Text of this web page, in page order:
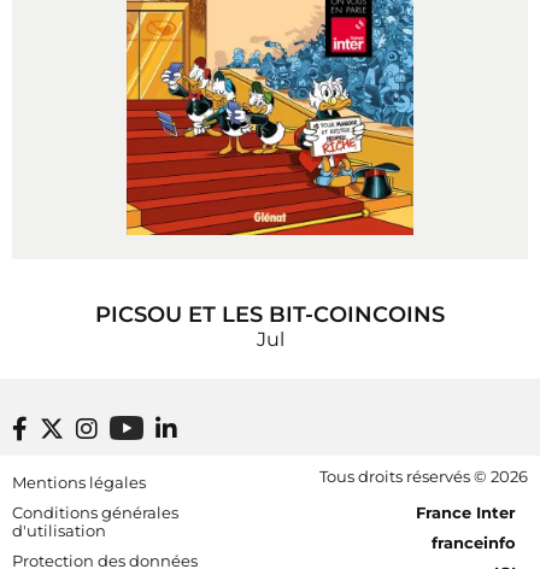
PICSOU ET LES BIT-COINCOINS
Jul
Footer bottom
Mentions légales
Conditions générales
d'utilisation
Protection des données
Tous droits réservés © 2026
[RDF] Pied de page - Mobile
France Inter
franceinfo